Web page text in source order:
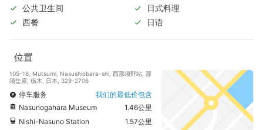
公共卫生间
日式料理
西餐
日语
位置
105-18, Mutsumi, Nasushiobara-shi, 西那须野站, 那
须盐原, 栃木, 日本, 329-2706
停车服务
我们的最低价包含
Nasunogahara Museum
1.46公里
Nishi-Nasuno Station
1.57公里